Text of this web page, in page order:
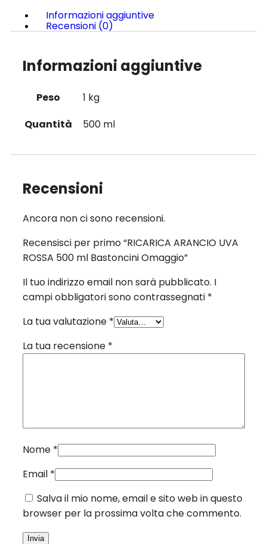
Informazioni aggiuntive
Recensioni (0)
Informazioni aggiuntive
Peso
1 kg
Quantità
500 ml
Recensioni
Ancora non ci sono recensioni.
Recensisci per primo “RICARICA ARANCIO UVA
ROSSA 500 ml Bastoncini Omaggio”
Il tuo indirizzo email non sarà pubblicato. I
campi obbligatori sono contrassegnati *
La tua valutazione *
La tua recensione *
Nome *
Email *
Salva il mio nome, email e sito web in questo
browser per la prossima volta che commento.